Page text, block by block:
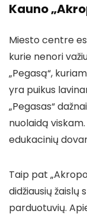
Kauno
Miesto centre
kurie nenori
„Pegasą“,
yra puikus
„Pegasas“
nuolaidą
edukacinių
Taip pat
didžiausių
parduotuvių.